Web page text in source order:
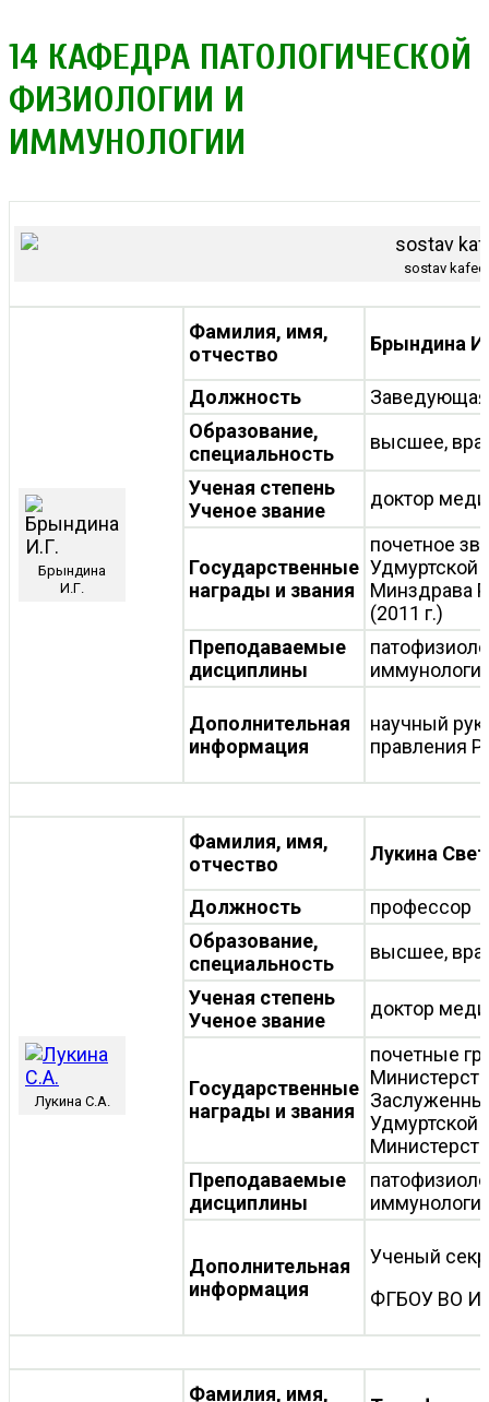
14 КАФЕДРА ПАТОЛОГИЧЕСКОЙ
ФИЗИОЛОГИИ И
ИММУНОЛОГИИ
sostav
Брындина
И.Г.
Фамилия, имя,
отчество
Брындина
Должность
Образование,
специальность
высшее,
Ученая степень
Ученое звание
доктор
Государственные
награды и звания
почетное
Удмуртской
Минздрава
(2011 г.)
Преподаваемые
дисциплины
Дополнительная
информация
научный
правления
Лукина С.А.
Фамилия, имя,
отчество
Лукина
Должность
профессор
Образование,
специальность
высшее,
Ученая степень
Ученое звание
доктор
Государственные
награды и звания
почетные
Удмуртской
Преподаваемые
дисциплины
Дополнительная
информация
Ученый
ФГБОУ ВО
Фамилия, имя,